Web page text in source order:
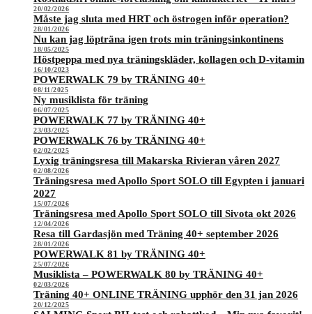
20/02/2026
Måste jag sluta med HRT och östrogen inför operation?
28/01/2026
Nu kan jag löpträna igen trots min träningsinkontinens
18/05/2025
Höstpeppa med nya träningskläder, kollagen och D-vitamin
16/10/2023
POWERWALK 79 by TRÄNING 40+
08/11/2025
Ny musiklista för träning
06/07/2025
POWERWALK 77 by TRÄNING 40+
23/03/2025
POWERWALK 76 by TRÄNING 40+
02/02/2025
Lyxig träningsresa till Makarska Rivieran våren 2027
02/08/2026
Träningsresa med Apollo Sport SOLO till Egypten i januari
2027
15/07/2026
Träningsresa med Apollo Sport SOLO till Sivota okt 2026
12/04/2026
Resa till Gardasjön med Träning 40+ september 2026
28/01/2026
POWERWALK 81 by TRÄNING 40+
25/07/2026
Musiklista – POWERWALK 80 by TRÄNING 40+
02/03/2026
Träning 40+ ONLINE TRÄNING upphör den 31 jan 2026
20/12/2025